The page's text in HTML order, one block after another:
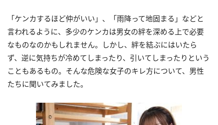
「ケンカするほど仲がいい」、「雨降って地固まる」などと
言われるように、多少のケンカは男女の絆を深める上で必要
なものなのかもしれません。しかし、絆を結ぶにはいたら
ず、逆に気持ちが冷めてしまったり、引いてしまったりという
こともあるもの。そんな危険な女子のキレ方について、男性
たちに聞いてみました。